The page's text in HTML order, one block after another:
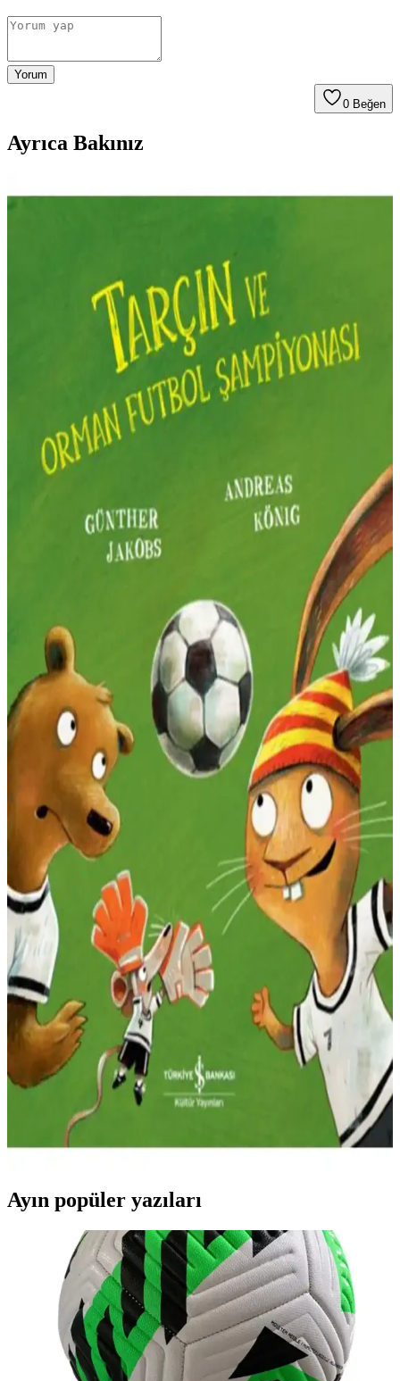
Yorum
0 Beğen
Ayrıca Bakınız
Tudem Yayınları Süper Gazeteciler 3 Likörlü
kitabı, kaliteli içerik ve eğlenceli tasarımıyla öne çıkıyor. Ürün,
yüksek puan ve kampanya avantajlarıyla geniş kitlelere ulaşmayı
Orman Temalı Eğitici Çocuk Kitabı Sincap Kitap
Serisi 2024 Basımı
Çocuklar için orman temasıyla hazırlanan Sincap Kitap, eğlenceli
aktiviteler ve görsellerle doğa sevgisini aşılayan 2024 basımı, kaliteli
ve öğretici bir eser.
Ayas Eğitici Çocuk Davulu: El Yapımı ve Dayanıklı
Müzik Oyuncağı 75-90 Karakter
El yapımı ve dayanıklı deri gövdesiyle çocukların ritim duygusunu
geliştiren Ayas eğitici oyuncak davul, güvenli ve kaliteli müzik
Eksik Parça Çocuk Macera Seti Kral Şakir: Eğitici
ve Dayanıklı Oyuncaklar
Eksik Parça Kral Şakir oyuncak seti, çocukların hayal gücünü
geliştiren, dayanıklı ve eğlenceli tasarımıyla okul ve ev ortamına
uygun, yüksek kullanıcı memnuniyeti sağlayan bir ürün.
Sincap Kitap Bulurum Seni Çiftlikte: Eğlenceli ve
Eğitici Çocuk Hikaye Kitabı
Çocukların dikkatini artıran, doğa temalı ve interaktif hikaye kitabı,
renkli baskısı ve dayanıklı yapısıyla 4-8 yaş arası çocuklar için ideal
bir eğitim ve eğlence kaynağıdır.
Yağmur Ormanı Kâşifleri Marnie Willow Çocuklar
İçin Eğitici ve Macera Dolu Bir Kitap
İş Bankası Kültür Yayınları'nın çocuklar için hazırladığı Yağmur
Ormanı Kâşifleri, doğa sevgisini ve merak duygusunu teşvik eden
eğitici ve eğlenceli bir macera kitabıdır.
Çocuklar İçin Mini Ayaksız El Mikroskobu:
Taşınabilir ve Eğitici Keşif Aracı
Küçük ve taşınabilir tasarımıyla çocukların doğayı ve detayları
keşfetmesine olanak tanıyan mikroskop, kolay kullanımı ve güçlü
büyütme özelliğiyle eğlenceli bilim deneyleri sunar.
Türkiye İş Bankası Kültür Yayınları Tarçın ve
Orman Futbol Şampiyonası Kitabı İncelemesi
Tarçın ve Orman Futbol Şampiyonası, çocuklara sporun ve takım
çalışmasının önemini eğlenceli görsellerle anlatan öğretici bir kitap.
2024 basımı, canlı tasarım ve akıcı anlatımıyla dikkat çekiyor.
Ayın popüler yazıları